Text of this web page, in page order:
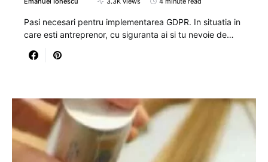
Pasi necesari pentru implementarea GDPR. In situatia in
care esti antreprenor, cu siguranta ai si tu nevoie de…